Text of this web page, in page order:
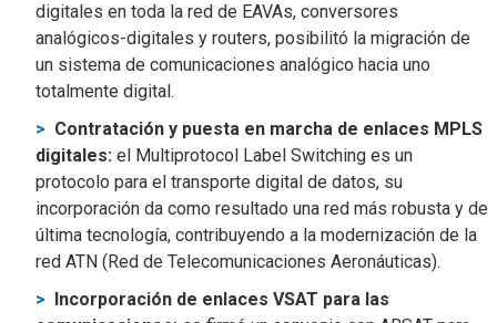
digitales en toda la red de EAVAs, conversores
analógicos-digitales y routers, posibilitó la migración de
un sistema de comunicaciones analógico hacia uno
totalmente digital.
Contratación y puesta en marcha de enlaces MPLS
digitales: el Multiprotocol Label Switching es un
protocolo para el transporte digital de datos, su
incorporación da como resultado una red más robusta y de
última tecnología, contribuyendo a la modernización de la
red ATN (Red de Telecomunicaciones Aeronáuticas).
Incorporación de enlaces VSAT para las